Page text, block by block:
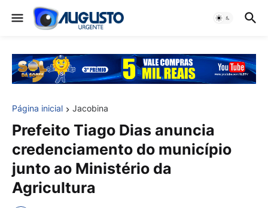
Página inicial Jacobina
Prefeito Tiago Dias anuncia
credenciamento do município
junto ao Ministério da
Agricultura